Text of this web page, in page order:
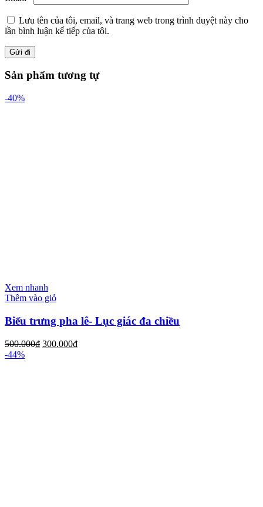
Lưu tên của tôi, email, và trang web trong trình duyệt này cho
lần bình luận kế tiếp của tôi.
Sản phẩm tương tự
-40%
Xem nhanh
Thêm vào giỏ
Biểu trưng pha lê- Lục giác đa chiều
500.000₫ 300.000₫
-44%